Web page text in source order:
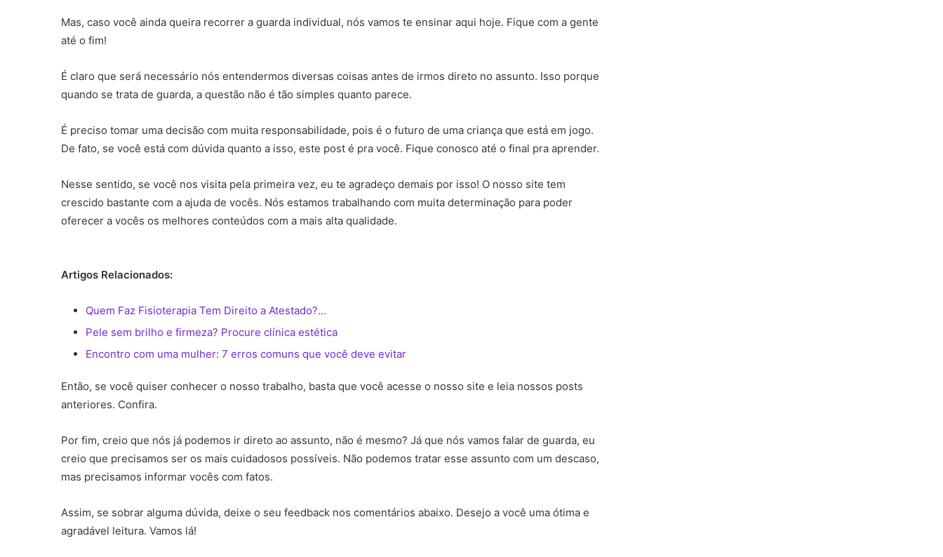
Mas, caso você ainda queira recorrer a guarda individual, nós vamos te ensinar aqui hoje. Fique com a gente
até o fim!
É claro que será necessário nós entendermos diversas coisas antes de irmos direto no assunto. Isso porque
quando se trata de guarda, a questão não é tão simples quanto parece.
É preciso tomar uma decisão com muita responsabilidade, pois é o futuro de uma criança que está em jogo.
De fato, se você está com dúvida quanto a isso, este post é pra você. Fique conosco até o final pra aprender.
Nesse sentido, se você nos visita pela primeira vez, eu te agradeço demais por isso! O nosso site tem
crescido bastante com a ajuda de vocês. Nós estamos trabalhando com muita determinação para poder
oferecer a vocês os melhores conteúdos com a mais alta qualidade.
Artigos Relacionados:
Quem Faz Fisioterapia Tem Direito a Atestado?…
Pele sem brilho e firmeza? Procure clínica estética
Encontro com uma mulher: 7 erros comuns que você deve evitar
Então, se você quiser conhecer o nosso trabalho, basta que você acesse o nosso site e leia nossos posts
anteriores. Confira.
Por fim, creio que nós já podemos ir direto ao assunto, não é mesmo? Já que nós vamos falar de guarda, eu
creio que precisamos ser os mais cuidadosos possíveis. Não podemos tratar esse assunto com um descaso,
mas precisamos informar vocês com fatos.
Assim, se sobrar alguma dúvida, deixe o seu feedback nos comentários abaixo. Desejo a você uma ótima e
agradável leitura. Vamos lá!